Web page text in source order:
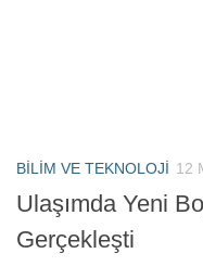
BILIM VE TEKNOLOJI 12
Ulaşımda Yeni
Gerçekleşti